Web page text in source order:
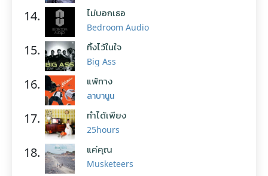
14. ไม่บอกเธอ
Bedroom Audio
15. ทิ้งไว้ในใจ
Big Ass
16. แพ้ทาง
ลาบานูน
17. ทำได้เพียง
25hours
18. แค่คุณ
Musketeers